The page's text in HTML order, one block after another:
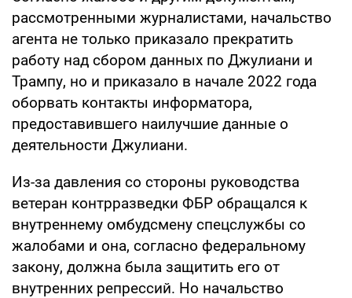
рассмотренными журналистами, начальство
агента не только приказало прекратить
работу над сбором данных по Джулиани и
Трампу, но и приказало в начале 2022 года
оборвать контакты информатора,
предоставившего наилучшие данные о
деятельности Джулиани.
Из-за давления со стороны руководства
ветеран контрразведки ФБР обращался к
внутреннему омбудсмену спецслужбы со
жалобами и она, согласно федеральному
закону, должна была защитить его от
внутренних репрессий. Но начальство